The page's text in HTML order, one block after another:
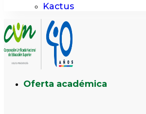
Kactus
Oferta académica